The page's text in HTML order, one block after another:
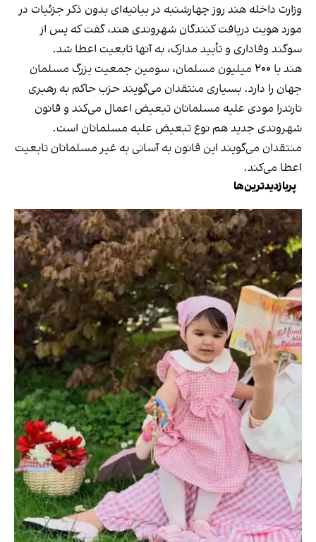
وزارت داخله هند روز چهارشنبه در بیانیه‌ای بدون ذکر جزئیات در
مورد هویت دریافت کنندگان شهروندی هند، گفت که پس از
سوگند وفاداری و تأیید مدارک، به آنها تابعیت اعطا شد.
هند با ۲۰۰ میلیون مسلمان، سومین جمعیت بزرگ مسلمان
جهان را دارد. بسیاری منتقدان می‌گویند حزب حاکم به رهبری
نارندرا مودی علیه مسلمانان تبعیض اعمال می‌کند و قانون
شهروندی جدید هم نوع تبعیض علیه مسلمانان است.
منتقدان می‌گویند این قانون به آسانی به غیر مسلمانان تابعیت
اعطا می‌کند.
پربازدیدترین‌ها